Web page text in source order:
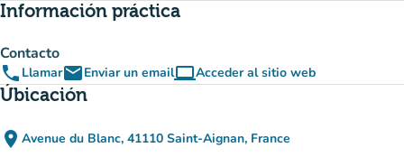
Información práctica
Contacto
phone LlamaremailEnviar un emailcomputerAcceder al sitio web
(nueva pestaña)
Úbicación
place Avenue du Blanc, 41110 Saint-Aignan, France
(abrir en Google Maps)
(nueva pestaña)